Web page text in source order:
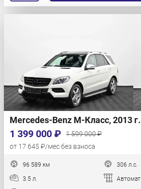
Mercedes-Benz M-Класс, 2013 г.
1 399 000 ₽
1 599 000 ₽
от 17 645 ₽/мес без взноса
96 589 км 306 л.с.
3.5 л. Автомат